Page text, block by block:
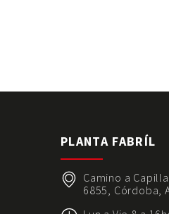
PLANTA FABRÍL
Camino a
6855, Córdoba,